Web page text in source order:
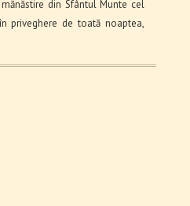
din Sfântul Munte cel
priveghere de toată noaptea,